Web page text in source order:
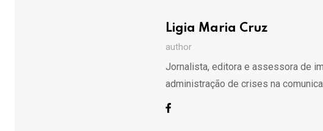
Ligia Maria Cruz
author
Jornalista, editora e assessora de
administração de crises na